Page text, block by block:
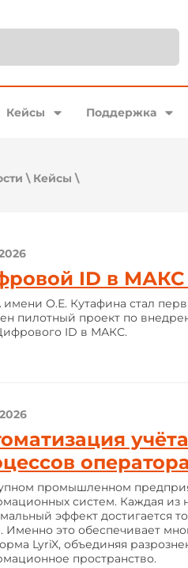
Кейсы Поддержка
\ Кейсы \
ID в
О.Е. Кутафина стал
пилотный проект по
ID в МАКС.
промышленном
систем. Каждая из
эффект достигается
Именно это обеспечивает
LyriX, объединяя
пространство.